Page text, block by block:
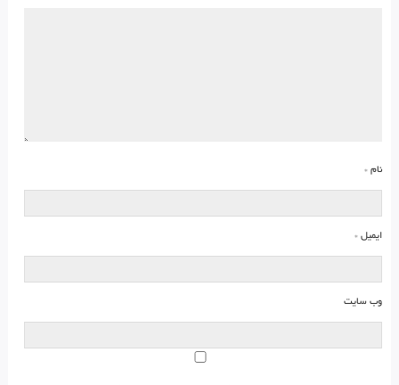
نام *
ایمیل *
وب‌ سایت